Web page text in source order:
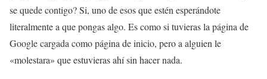
se quede contigo? Si, uno de esos que estén esperándote
literalmente a que pongas algo. Es como si tuvieras la página de
Google cargada como página de inicio, pero a alguien le
«molestara» que estuvieras ahí sin hacer nada.